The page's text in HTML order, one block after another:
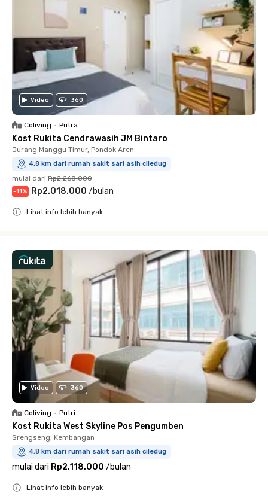
Video 360
Coliving • Putra
Kost Rukita Cendrawasih JM Bintaro
Jurang Manggu Timur, Pondok Aren
4.8 km dari rumah sakit sari asih ciledug
mulai dari Rp2.268.000
-11% Rp2.018.000 /bulan
Lihat info lebih banyak
Video 360
Coliving • Putri
Kost Rukita West Skyline Pos Pengumben
Srengseng, Kembangan
4.8 km dari rumah sakit sari asih ciledug
mulai dari Rp2.118.000 /bulan
Lihat info lebih banyak